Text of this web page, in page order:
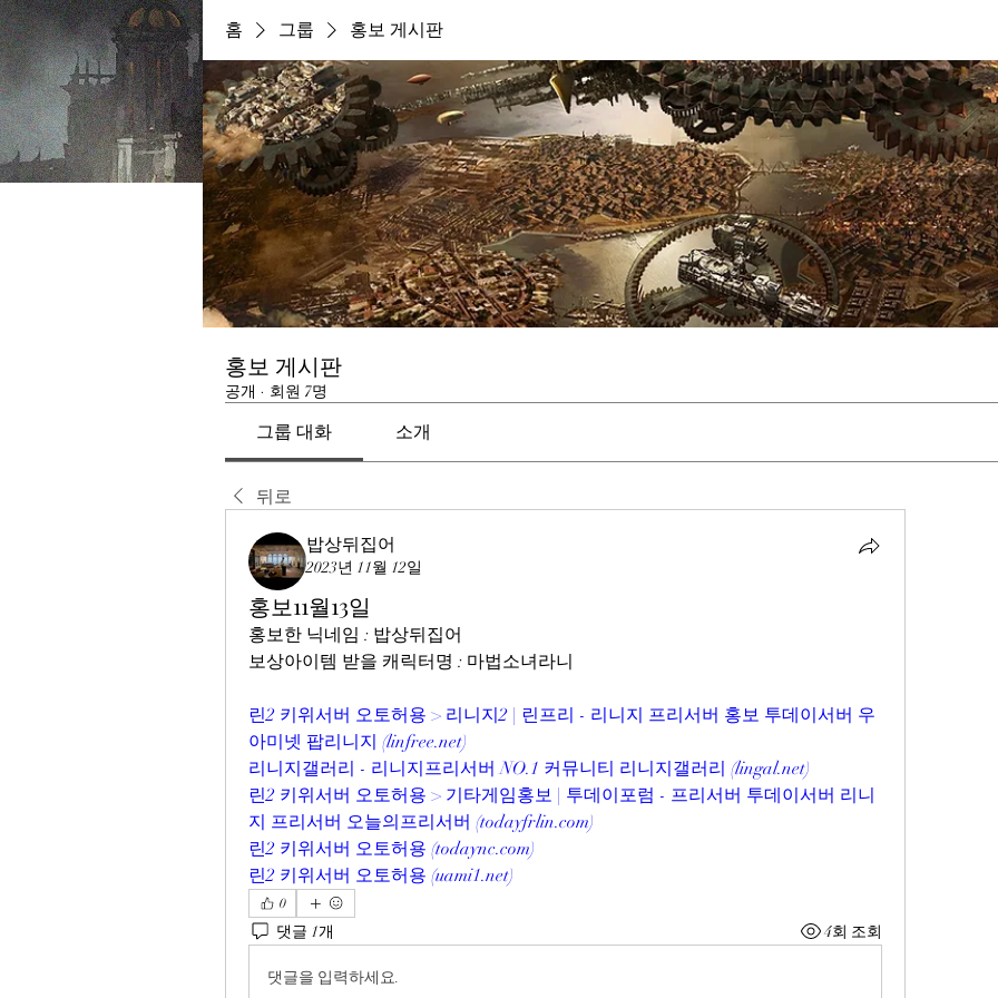
홈 그룹 홍보 게시판
홍보 게시판
공개 · 회원 7명
그룹 대화 소개
뒤로
밥상뒤집어
2023년 11월 12일
홍보11월13일
홍보한 닉네임 : 밥상뒤집어
보상아이템 받을 캐릭터명 : 마법소녀라니
린2 키위서버 오토허용 > 리니지2 | 린프리 - 리니지 프리서버 홍보 투데이서버 우
아미넷 팝리니지 (linfree.net)
리니지갤러리 - 리니지프리서버 NO.1 커뮤니티 리니지갤러리 (lingal.net)
린2 키위서버 오토허용 > 기타게임홍보 | 투데이포럼 - 프리서버 투데이서버 리니
지 프리서버 오늘의프리서버 (todayfrlin.com)
린2 키위서버 오토허용 (todaync.com)
린2 키위서버 오토허용 (uami1.net)
0
댓글 1개 4회 조회
댓글을 입력하세요.